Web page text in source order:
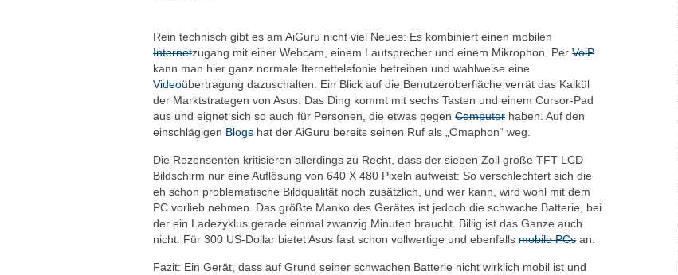
Rein technisch gibt es am AiGuru nicht viel Neues: Es kombiniert einen mobilen
Internetzugang mit einer Webcam, einem Lautsprecher und einem Mikrophon. Per VoiP
kann man hier ganz normale Iternettelefonie betreiben und wahlweise eine
Videoübertragung dazuschalten. Ein Blick auf die Benutzeroberfläche verrät das Kalkül
der Marktstrategen von Asus: Das Ding kommt mit sechs Tasten und einem Cursor-Pad
aus und eignet sich so auch für Personen, die etwas gegen Computer haben. Auf den
einschlägigen Blogs hat der AiGuru bereits seinen Ruf als „Omaphon“ weg.
Die Rezensenten kritisieren allerdings zu Recht, dass der sieben Zoll große TFT LCD-
Bildschirm nur eine Auflösung von 640 X 480 Pixeln aufweist: So verschlechtert sich die
eh schon problematische Bildqualität noch zusätzlich, und wer kann, wird wohl mit dem
PC vorlieb nehmen. Das größte Manko des Gerätes ist jedoch die schwache Batterie, bei
der ein Ladezyklus gerade einmal zwanzig Minuten braucht. Billig ist das Ganze auch
nicht: Für 300 US-Dollar bietet Asus fast schon vollwertige und ebenfalls mobile PCs an.
Fazit: Ein Gerät, dass auf Grund seiner schwachen Batterie nicht wirklich mobil ist und